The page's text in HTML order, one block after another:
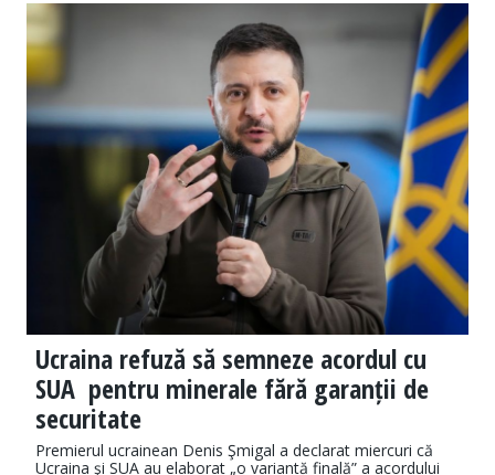
Ucraina refuză să semneze acordul cu
SUA pentru minerale fără garanții de
securitate
Premierul ucrainean Denis Şmigal a declarat miercuri că
Ucraina şi SUA au elaborat „o variantă finală” a acordului